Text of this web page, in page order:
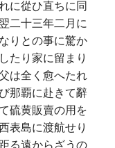
に從ひ直ちに同
二十三年二月に
りとの事に驚か
たり家に留まり
は全く愈へたれ
那覇に赴きて辭
硫黄販賣の用を
表島に渡航せり